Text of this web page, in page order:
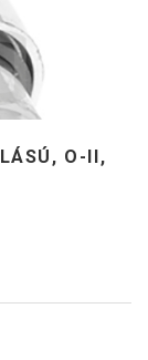
O-II,